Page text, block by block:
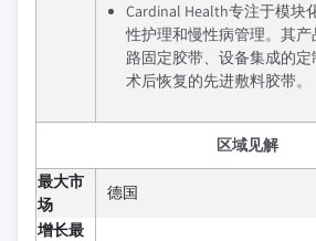
Cardinal Health专注于模块
性护理和慢性病管理。其
路固定胶带、设备集成的
术后恢复的先进敷料胶带。
区域见解
最大市
场
德国
增长最